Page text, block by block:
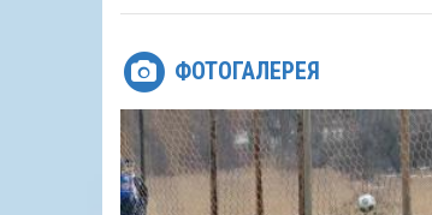
ФОТОГАЛЕРЕЯ